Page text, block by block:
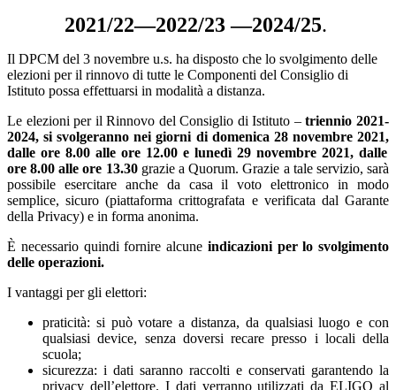
2021/22—2022/23 —2024/25.
Il DPCM del 3 novembre u.s. ha disposto che lo svolgimento delle
elezioni per il rinnovo di tutte le Componenti del Consiglio di
Istituto possa effettuarsi in modalità a distanza.
Le elezioni per il Rinnovo del Consiglio di Istituto –triennio 2021-
2024, si svolgeranno nei giorni di domenica 28 novembre 2021,
dalle ore 8.00 alle ore 12.00 e lunedì 29 novembre 2021, dalle
ore 8.00 alle ore 13.30 grazie a Quorum. Grazie a tale servizio, sarà
possibile esercitare anche da casa il voto elettronico in modo
semplice, sicuro (piattaforma crittografata e verificata dal Garante
della Privacy) e in forma anonima.
È necessario quindi fornire alcune indicazioni per lo svolgimento
delle operazioni.
I vantaggi per gli elettori:
praticità: si può votare a distanza, da qualsiasi luogo e con
qualsiasi device, senza doversi recare presso i locali della
scuola;
sicurezza: i dati saranno raccolti e conservati garantendo la
privacy dell’elettore. I dati verranno utilizzati da ELIGO al